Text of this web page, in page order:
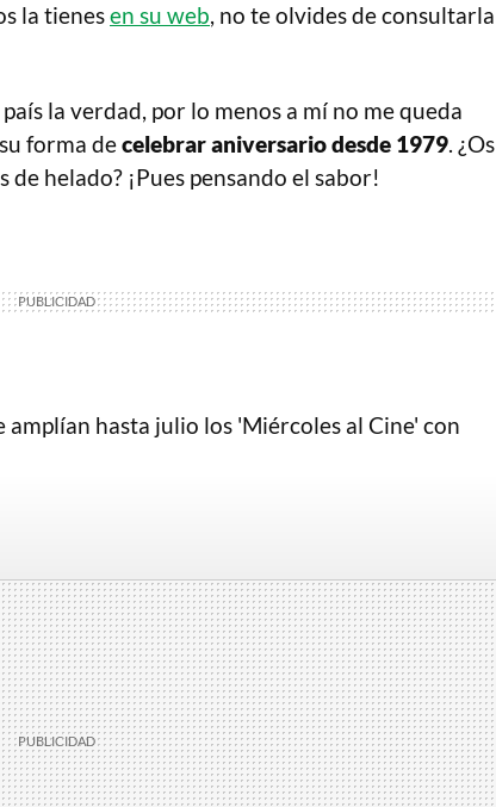
la tienesen su web, no te olvides de consultarla
la verdad, por lo menos a mí no me queda
forma decelebrar aniversario desde 1979. ¿Os
helado? ¡Pues pensando el sabor!
amplían hasta julio los 'Miércoles al Cine' con